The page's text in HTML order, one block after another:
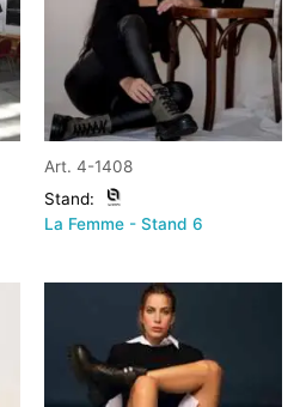
Art. 4-1408
Stand:
La Femme - Stand 6